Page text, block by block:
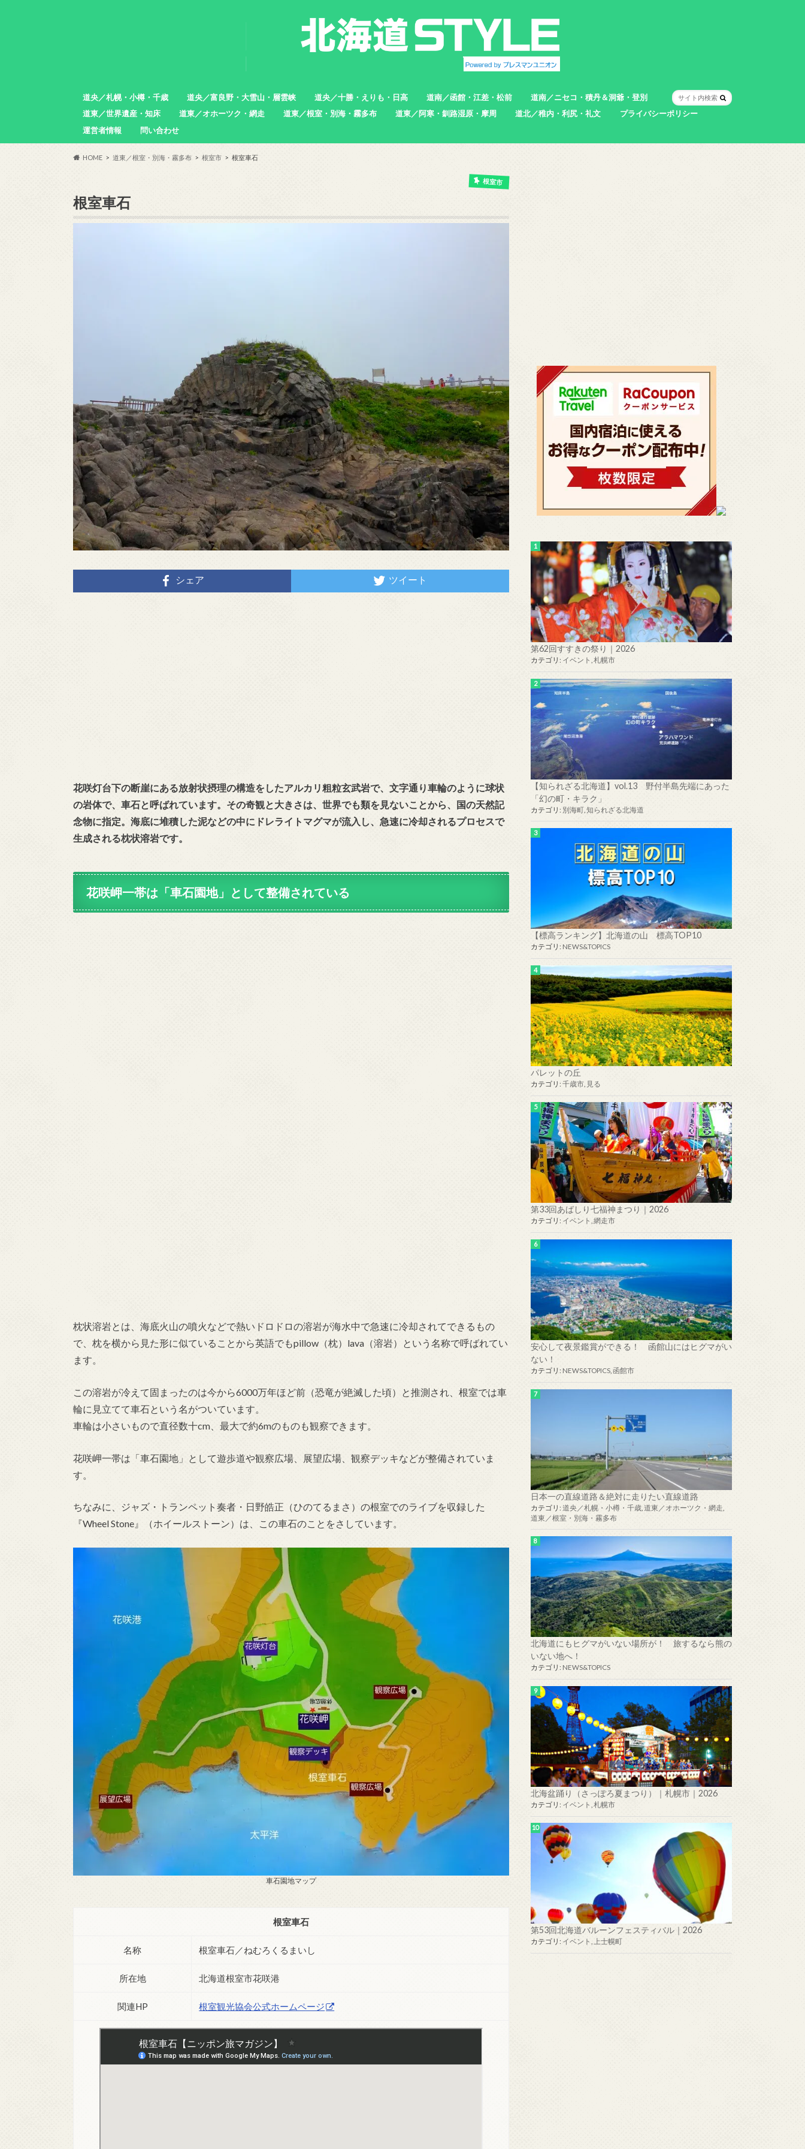
道央／札幌・小樽・千歳
札幌市
小樽市
石狩市
北広島市
恵庭市
千歳市
苫小牧市
道央／富良野・大雪山・層雲峡
中富良野町
東川町
沼田町
幌加内町
増毛町
道央／十勝・えりも・日高
帯広市
えりも町
新ひだか町
足寄町
道南／函館・江差・松前
函館市
北斗市
七飯町
松前町
江差町
上ノ国町
道南／ニセコ・積丹＆洞爺・登別
室蘭市
登別市
洞爺湖町
真狩村
共和町
壮瞥町
積丹町
神恵内村
道東／世界遺産・知床
羅臼町
斜里町
道東／オホーツク・網走 道東／根室・別海・霧多布 道東／阿寒・釧路湿原・摩周 道北／稚内・利尻・礼文
プライバシーポリシー
運営者情報
問い合わせ
HOME 道東／根室・別海・霧多布 根室市 根室車石
根室市
根室車石
シェア ツイート
花咲灯台下の断崖にある放射状摂理の構造をしたアルカリ粗粒玄武岩で、文字通り車輪のように球状
の岩体で、車石と呼ばれています。その奇観と大きさは、世界でも類を見ないことから、国の天然記
念物に指定。海底に堆積した泥などの中にドレライトマグマが流入し、急速に冷却されるプロセスで
生成される枕状溶岩です。
花咲岬一帯は「車石園地」として整備されている
花咲岬先端部にも枕状溶岩が!
枕状溶岩とは、海底火山の噴火などで熱いドロドロの溶岩が海水中で急速に冷却されてできるもの
で、枕を横から見た形に似ていることから英語でもpillow（枕）lava（溶岩）という名称で呼ばれてい
ます。
この溶岩が冷えて固まったのは今から6000万年ほど前（恐竜が絶滅した頃）と推測され、根室では車
輪に見立てて車石という名がついています。
車輪は小さいもので直径数十cm、最大で約6mのものも観察できます。
花咲岬一帯は「車石園地」として遊歩道や観察広場、展望広場、観察デッキなどが整備されていま
す。
ちなみに、ジャズ・トランペット奏者・日野皓正（ひのてるまさ）の根室でのライブを収録した
『Wheel Stone』（ホイールストーン）は、この車石のことをさしています。
車石園地マップ
根室車石
名称 根室車石／ねむろくるまいし
所在地 北海道根室市花咲港
関連HP 根室観光協会公式ホームページ
第62回すすきの祭り｜2026
カテゴリ: イベント 札幌市
【知られざる北海道】vol.13 野付半島先端にあった
「幻の町・キラク」
カテゴリ: 別海町 知られざる北海道
【標高ランキング】北海道の山 標高TOP10
カテゴリ: NEWS&TOPICS
パレットの丘
カテゴリ: 千歳市 見る
第33回あばしり七福神まつり｜2026
カテゴリ: イベント 網走市
安心して夜景鑑賞ができる！ 函館山にはヒグマがい
ない！
カテゴリ: NEWS&TOPICS 函館市
日本一の直線道路＆絶対に走りたい直線道路
カテゴリ: 道央／札幌・小樽・千歳 道東／オホーツク・網走
道東／根室・別海・霧多布
北海道にもヒグマがいない場所が！ 旅するなら熊の
いない地へ！
カテゴリ: NEWS&TOPICS
北海盆踊り（さっぽろ夏まつり）｜札幌市｜2026
カテゴリ: イベント 札幌市
第53回北海道バルーンフェスティバル｜2026
カテゴリ: イベント 上士幌町